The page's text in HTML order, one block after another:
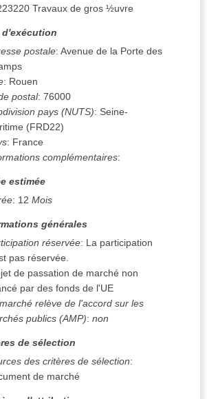
Travaux de gros ½uvre
postale: Avenue de la Porte des
: Rouen
postal: 76000
pays (NUTS): Seine-
(FRD22)
: France
complémentaires:
estimée
: 12 Mois
générales
réservée: La participation
pas réservée.
de passation de marché non
par des fonds de l'UE
relève de l'accord sur les
publics (AMP): non
de sélection
des critères de sélection:
de marché